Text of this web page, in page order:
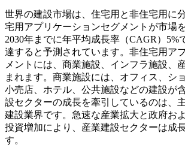
世界の建設市場は、住宅用と非住宅用に
宅用アプリケーションセグメントが市場
2030年までに年平均成長率（CAGR）5%
達すると予測されています。非住宅用ア
メントには、商業施設、インフラ施設、
まれます。商業施設には、オフィス、シ
小売店、ホテル、公共施設などの建設が
設セクターの成長を牽引しているのは、
建設業界です。急速な産業拡大と政府お
投資増加により、産業建設セクターは成
す。